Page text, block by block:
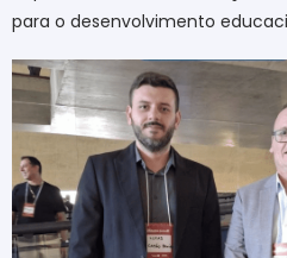
para o desenvolvimento